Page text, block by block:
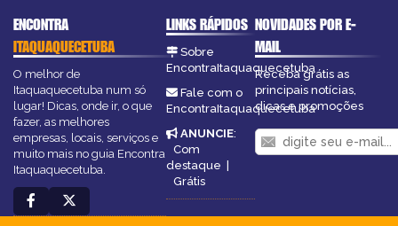
ENCONTRA
ITAQUAQUECETUBA
O melhor de
Itaquaquecetuba num só
lugar! Dicas, onde ir, o que
fazer, as melhores
empresas, locais, serviços e
muito mais no guia Encontra
Itaquaquecetuba.
LINKS RÁPIDOS
Sobre
EncontraItaquaquecetuba
Fale com o
EncontraItaquaquecetuba
ANUNCIE:
Com
destaque |
Grátis
NOVIDADES POR E-
MAIL
Receba grátis as
principais notícias,
dicas e promoções